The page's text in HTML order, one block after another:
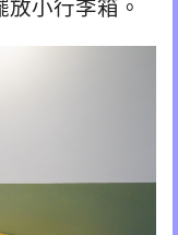
小行李箱。